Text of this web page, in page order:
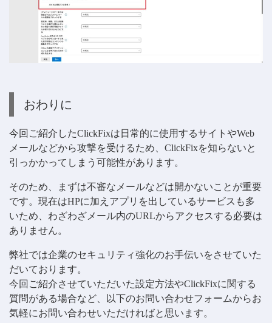
おわりに
今回ご紹介したClickFixは日常的に使用するサイトやWeb
メールなどから攻撃を受けるため、ClickFixを知らないと
引っかかってしまう可能性があります。
そのため、まずは不審なメールなどは開かないことが重要
です。現在はHPに加えアプリを出しているサービスも多
いため、わざわざメール内のURLからアクセスする必要は
ありません。
弊社では企業のセキュリティ強化のお手伝いをさせていた
だいております。
今回ご紹介させていただいた設定方法やClickFixに関する
質問がある場合など、以下のお問い合わせフォームからお
気軽にお問い合わせいただければと思います。